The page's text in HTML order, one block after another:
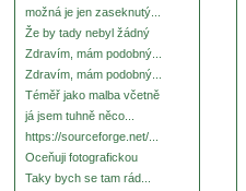
možná je jen zaseknutý...
Že by tady nebyl žádný
Zdravím, mám podobný...
Zdravím, mám podobný...
Téměř jako malba včetně
já jsem tuhně něco...
https://sourceforge.net/...
Oceňuji fotografickou
Taky bych se tam rád...